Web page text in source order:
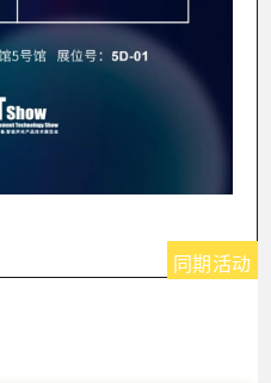
同期活动